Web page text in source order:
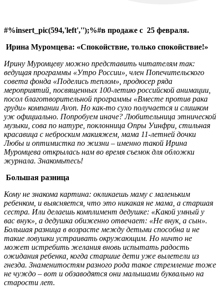
#%insert_pic(594,'left','');%#в продаже с 25 февраля.
Ирина Муромцева: «Спокойствие, только спокойствие!»
Ирину Муромцеву можно представить читателям так:
ведущая программы «Утро России», член Попечительского
совета фонда «Поделись теплом», продюсер ряда
мероприятий, посвященных 100-летию российской анимации,
посол благотворительной программы «Вместе против рака
груди» компании Avon. Но как-то сухо получается и слишком
уж официально. Попробуем иначе? Любительница этнической
музыки, сова по натуре, поклонница Опры Уинфри, стильная
красавица с неброским макияжем, мама 11-летней дочки
Любы и оптимистка по жизни – именно такой Ирина
Муромцева открылась нам во время съемок для обложки
журнала. Знакомьтесь!
Большая разница
Кому не знакома картина: окликаешь маму с маленьким
ребенком, и выясняется, что это никакая не мама, а старшая
сестра. Или делаешь комплимент дедушке: «Какой умный у
вас внук», а дедушка обиженно отвечает: «Не внук, а сын».
Большая разница в возрасте между детьми способна и не
такие ловушки устраивать окружающим. Но ничто не
может истребить желания вновь испытать радость
ожидания ребенка, когда старшие дети уже вылетели из
гнезда. Знаменитостям разного рода такое стремление тоже
не чуждо – вот и обзаводятся они малышами буквально на
старости лет.